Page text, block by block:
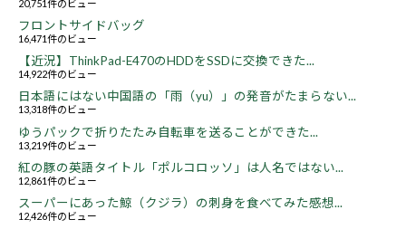
20,751件のビュー
フロントサイドバッグ
16,471件のビュー
【近況】ThinkPad-E470のHDDをSSDに交換できた...
14,922件のビュー
日本語にはない中国語の「雨（yu）」の発音がたまらない...
13,318件のビュー
ゆうパックで折りたたみ自転車を送ることができた...
13,219件のビュー
紅の豚の英語タイトル「ポルコロッソ」は人名ではない...
12,861件のビュー
スーパーにあった鯨（クジラ）の刺身を食べてみた感想...
12,426件のビュー